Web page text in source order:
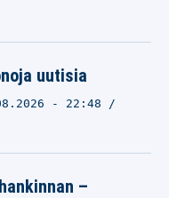
uutisia
- 22:48
–